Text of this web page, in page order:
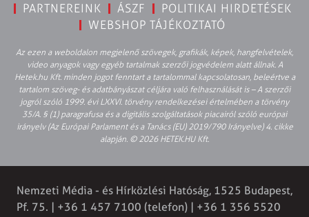
PARTNEREINK
ÁSZF
POLITIKAI HIRDETÉSEK
WEBSHOP TÁJÉKOZTATÓ
Az ezen a weboldalon megjelenő szövegek, grafikák, képek, hangfelvételek,
video anyagok vagy egyéb tartalmak szerzői jogvédelem alatt állnak. A
Hetek.hu Kft. minden jogot fenntart a tartalommal kapcsolatosan, beleértve a
tartalom szöveg- és adatbányászat céljára való felhasználását is – A szerzői
jogról szóló 1999. évi LXXVI. törvény rendelkezései értelmében a törvény
35/A. § (1) paragrafusa és a digitális szolgáltatások piacairól szóló európai
irányelv (Az Európai Parlament és a Tanács (EU) 2019/790 Irányelve) 4. cikke
alapján. © 2026 HETEK.HU Kft.
Nemzeti Média - és Hírközlési Hatóság, 1525 Budapest,
Pf. 75. | +36 1 457 7100 (telefon) | +36 1 356 5520